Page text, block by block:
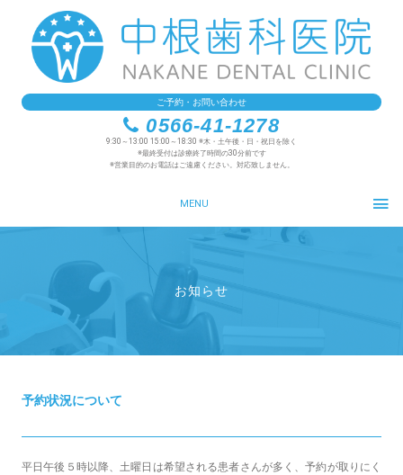
ご予約・お問い合わせ
0566-41-1278
9:30～13:00 15:00～18:30 ※木・土午後・日・祝日を除く
※最終受付は診療終了時間の30分前です
※営業目的のお電話はご遠慮ください。対応致しません。
MENU
お知らせ
予約状況について
平日午後５時以降、土曜日は希望される患者さんが多く、予約が取りにく